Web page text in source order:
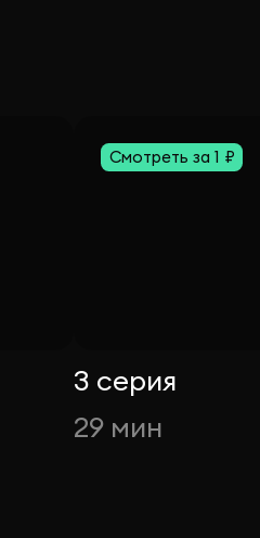
Смотреть за 1 ₽
3 серия
29 мин